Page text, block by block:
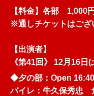
【料金】各部 1,000円
※通しチケットはござ
【出演者】
《第41回》 12月16日(
◆夕の部：Open
バイレ：牛久保秀忠